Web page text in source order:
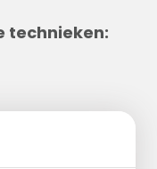
technieken: